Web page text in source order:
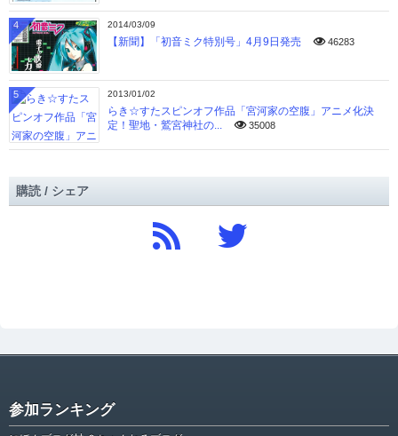
2014/03/09
【新聞】「初音ミク特別号」4月9日発売 46283
4
2013/01/02
らき☆すたスピンオフ作品「宮河家の空腹」アニメ化決
定！聖地・鷲宮神社の...
35008
5
購読 / シェア
参加ランキング